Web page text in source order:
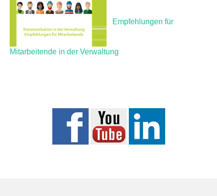
Empfehlungen für
Mitarbeitende in der Verwaltung